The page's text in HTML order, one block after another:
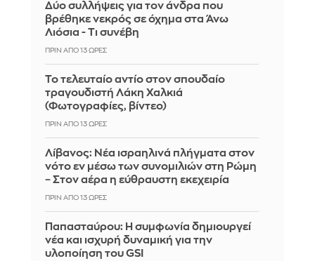
Δύο συλλήψεις για τον άνδρα που
βρέθηκε νεκρός σε όχημα στα Άνω
Λιόσια - Τι συνέβη
ΠΡΙΝ ΑΠΌ 13 ΏΡΕΣ
Το τελευταίο αντίο στον σπουδαίο
τραγουδιστή Λάκη Χαλκιά
(Φωτογραφίες, βίντεο)
ΠΡΙΝ ΑΠΌ 13 ΏΡΕΣ
Λίβανος: Νέα ισραηλινά πλήγματα στον
νότο εν μέσω των συνομιλιών στη Ρώμη
– Στον αέρα η εύθραυστη εκεχειρία
ΠΡΙΝ ΑΠΌ 13 ΏΡΕΣ
Παπασταύρου: Η συμφωνία δημιουργεί
νέα και ισχυρή δυναμική για την
υλοποίηση του GSI